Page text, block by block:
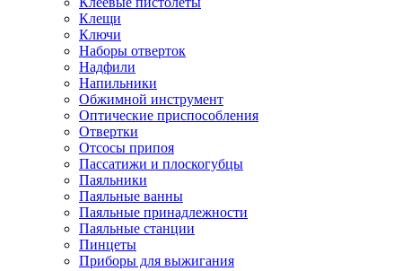
Клещи
Ключи
Наборы отверток
Надфили
Напильники
Обжимной инструмент
Оптические приспособления
Отвертки
Отсосы припоя
Пассатижи и плоскогубцы
Паяльники
Паяльные ванны
Паяльные принадлежности
Паяльные станции
Пинцеты
Приборы для выжигания